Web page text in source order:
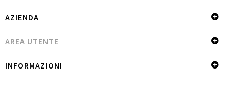
AZIENDA
AREA UTENTE
INFORMAZIONI